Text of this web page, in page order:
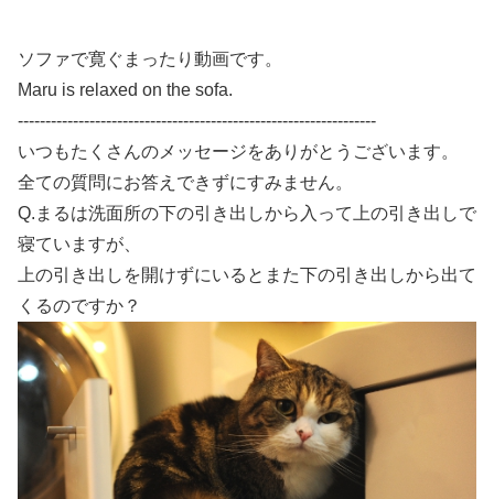
ソファで寛ぐまったり動画です。
Maru is relaxed on the sofa.
-----------------------------------------------------------------
いつもたくさんのメッセージをありがとうございます。
全ての質問にお答えできずにすみません。
Q.まるは洗面所の下の引き出しから入って上の引き出しで
寝ていますが、
上の引き出しを開けずにいるとまた下の引き出しから出て
くるのですか？